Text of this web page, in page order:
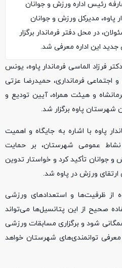
رئیس اداره ورزش و جوانان
پاوه، مدیرکل ورزش و جوانان
در محل دفتر فرماندار برگزار
این اداره معرفی شد.
فرزاد الماسی فرماندار پاوه، یونس
اجتماعی فرمانداری، حمیدرضا عزتی
و هیئت همراه، آیین تودیع و
شهرستان پاوه برگزار شد.
پاوه با اشاره به جایگاه و اهمیت
عمومی شهرستان، بر حمایت
و جوانان تأکید کرد و خواستار تدوین
ارتقای ورزش در پاوه شد.
از ظرفیت‌ها و استعدادهای ورزشی
صحیح از این پتانسیل‌ها می‌تواند
شود و برگزاری مسابقات ورزشی
توانمندی‌های شهرستان خواهد